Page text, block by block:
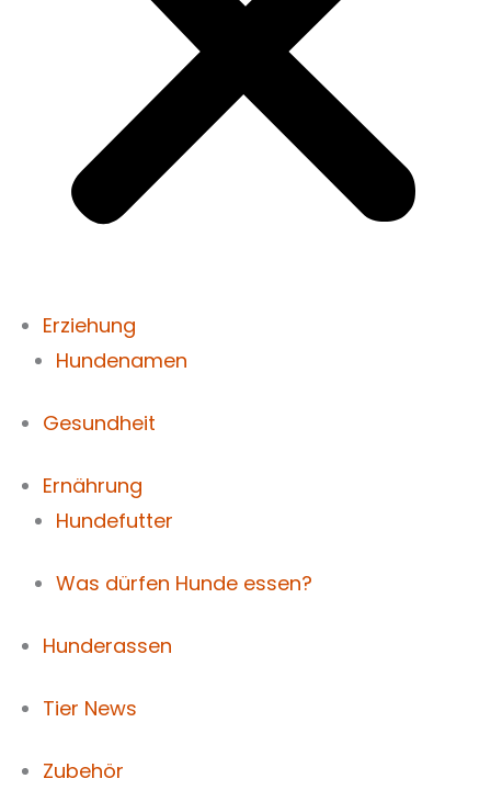
Erziehung
Hundenamen
Gesundheit
Ernährung
Hundefutter
Was dürfen Hunde essen?
Hunderassen
Tier News
Zubehör